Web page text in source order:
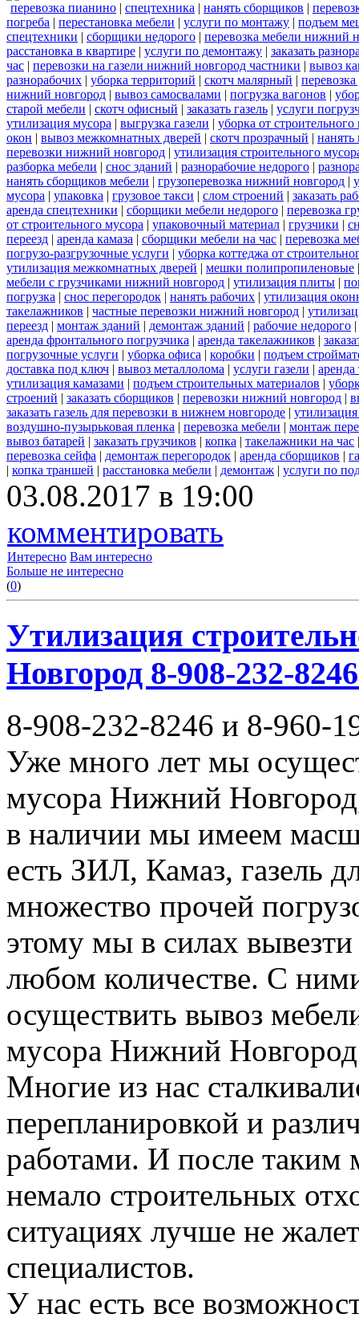
перевозка пианино | спецтехника | нанять сборщиков |
погреба | перестановка мебели | услуги по монтажу | подъем
спецтехники | сборщики недорого | перевозка мебели нижний
расстановка в квартире | услуги по демонтажу | заказать
час | перевозки на газели нижний новгород частники | вывоз
разнорабочих | уборка территорий | скотч малярный |
нижний новгород | вывоз самосвалами | погрузка вагонов |
старой мебели | скотч офисный | заказать газель | услуги
утилизация мусора | выгрузка газели | уборка от строительного
окон | вывоз межкомнатных дверей | скотч прозрачный | нанять
перевозки нижний новгород | утилизация строительного
разборка мебели | снос зданий | разнорабочие недорого |
нанять сборщиков мебели | грузоперевозка нижний новгород |
мусора | упаковка | грузовое такси | слом строений | заказать
аренда спецтехники | сборщики мебели недорого | перевозка
от строительного мусора | упаковочный материал | грузчики |
переезд | аренда камаза | сборщики мебели на час | перевозка
погрузо-разгрузочные услуги | уборка коттеджа от
утилизация межкомнатных дверей | мешки полипропиленовые
мебели с грузчиками нижний новгород | утилизация плиты |
погрузка | снос перегородок | нанять рабочих | утилизация
такелажников | частные перевозки нижний новгород |
переезд | монтаж зданий | демонтаж зданий | рабочие недорого |
аренда фронтального погрузчика | аренда такелажников |
погрузочные услуги | уборка офиса | коробки | подъем
доставка под ключ | вывоз металлолома | услуги газели | аренда
утилизация камазами | подъем строительных материалов |
строений | заказать сборщиков | перевозки нижний новгород |
заказать газель для перевозки в нижнем новгороде |
воздушно-пузырьковая пленка | перевозка мебели | монтаж
вывоз батарей | заказать грузчиков | копка | такелажники на час
перевозка сейфа | демонтаж перегородок | аренда сборщиков |
| копка траншей | расстановка мебели | демонтаж | услуги по
03.08.2017 в 19:00
комментировать
Интересно Вам интересно
Больше не интересно
(0)
Утилизация
Новгород 8-908-232-
8-908-232-8246 и 8-960-
Уже много лет мы
мусора Нижний
в наличии мы имеем
есть ЗИЛ, Камаз, газель
множество прочей
этому мы в силах
любом количестве. С
осуществить вывоз
мусора Нижний
Многие из нас
перепланировкой и
работами. И после таким
немало строительных
ситуациях лучше не
специалистов.
У нас есть все